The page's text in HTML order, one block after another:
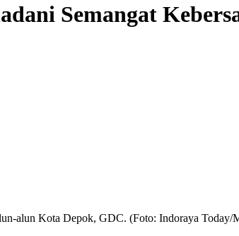
Semangat
alun Kota Depok, GDC. (Foto: Indoraya Today/